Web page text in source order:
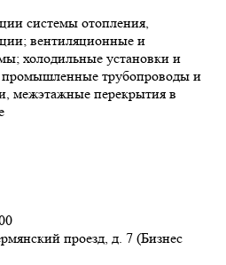
системы отопления,
вентиляционные и
холодильные установки и
промышленные трубопроводы и
межэтажные перекрытия в
проезд, д. 7 (Бизнес